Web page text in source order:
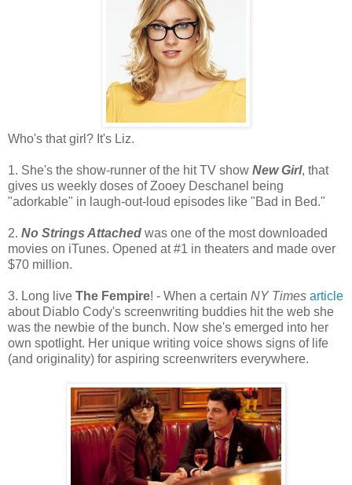
Who's that girl? It's Liz.
1. She's the show-runner of the hit TV show New Girl, that
gives us weekly doses of Zooey Deschanel being
"adorkable" in laugh-out-loud episodes like "Bad in Bed."
2. No Strings Attached was one of the most downloaded
movies on iTunes. Opened at #1 in theaters and made over
$70 million.
3. Long live The Fempire! - When a certain NY Times article
about Diablo Cody's screenwriting buddies hit the web she
was the newbie of the bunch. Now she's emerged into her
own spotlight. Her unique writing voice shows signs of life
(and originality) for aspiring screenwriters everywhere.